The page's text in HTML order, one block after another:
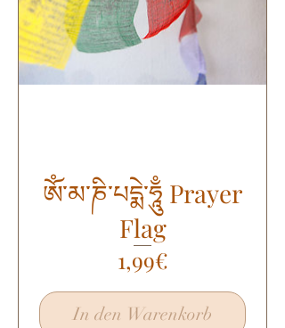
ཨོཾ་མ་ཎི་པདྨེ་ཧཱུྃ Prayer
Flag
1,99€Preis
In den Warenkorb